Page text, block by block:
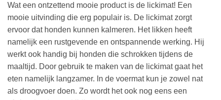
Wat een ontzettend mooie product is de lickimat! Een
mooie uitvinding die erg populair is. De lickimat zorgt
ervoor dat honden kunnen kalmeren. Het likken heeft
namelijk een rustgevende en ontspannende werking. Hij
werkt ook handig bij honden die schrokken tijdens de
maaltijd. Door gebruik te maken van de lickimat gaat het
eten namelijk langzamer. In de voermat kun je zowel nat
als droogvoer doen. Zo wordt het ook nog eens een